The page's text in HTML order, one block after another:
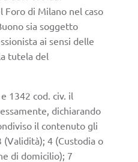
Foro di Milano nel caso
sia soggetto
ai sensi delle
tutela del
1342 cod. civ. il
dichiarando
il contenuto gli
4 (Custodia o
di domicilio); 7